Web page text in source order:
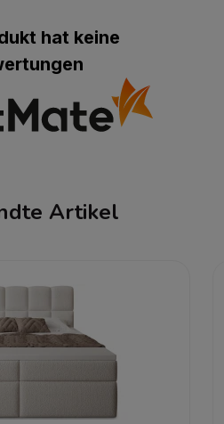
hat keine
Artikel